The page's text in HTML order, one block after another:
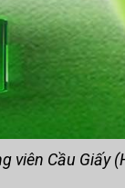
viên Cầu Giấy